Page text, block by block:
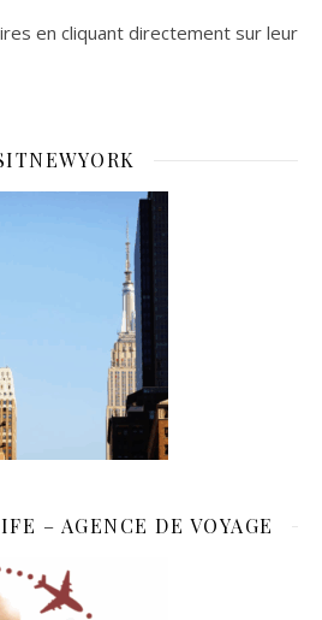
en cliquant directement sur leur
– AGENCE DE VOYAGE